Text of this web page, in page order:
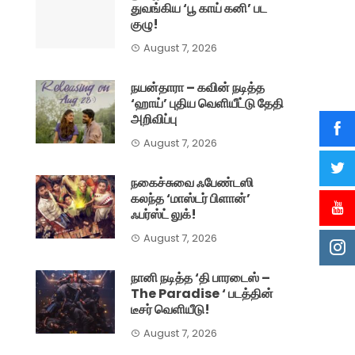
துவங்கிய ‘பூ காய் கனி’ பட
குழு!
August 7, 2026
நயன்தாரா – கவின் நடித்த
‘ஹாய்’ புதிய வெளியீட்டு தேதி
அறிவிப்பு
August 7, 2026
நகைச்சுவை ஃபேண்டஸி
கலந்த ‘மாஸ்டர் பிளான்’
ஃபர்ஸ்ட் லுக்!
August 7, 2026
நானி நடித்த ‘தி பாரடைஸ் –
The Paradise ‘ படத்தின்
டீசர் வெளியீடு!
August 7, 2026